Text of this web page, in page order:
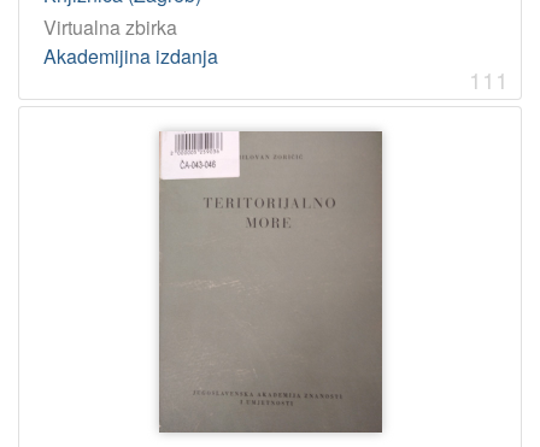
Virtualna zbirka
Akademijina izdanja
111